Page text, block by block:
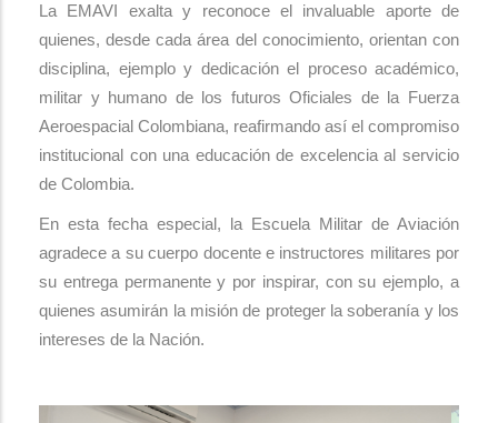
La EMAVI exalta y reconoce el invaluable aporte de
quienes, desde cada área del conocimiento, orientan con
disciplina, ejemplo y dedicación el proceso académico,
militar y humano de los futuros Oficiales de la Fuerza
Aeroespacial Colombiana, reafirmando así el compromiso
institucional con una educación de excelencia al servicio
de Colombia.
En esta fecha especial, la Escuela Militar de Aviación
agradece a su cuerpo docente e instructores militares por
su entrega permanente y por inspirar, con su ejemplo, a
quienes asumirán la misión de proteger la soberanía y los
intereses de la Nación.